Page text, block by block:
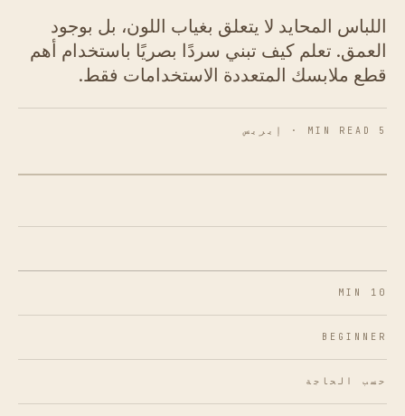
اللباس المحايد لا يتعلق بغياب اللون، بل بوجود
العمق. تعلم كيف تبني سردًا بصريًا باستخدام أهم
قطع ملابسك المتعددة الاستخدامات فقط.
5 MIN READ · إيريس
10 MIN
BEGINNER
حسب الحاجة